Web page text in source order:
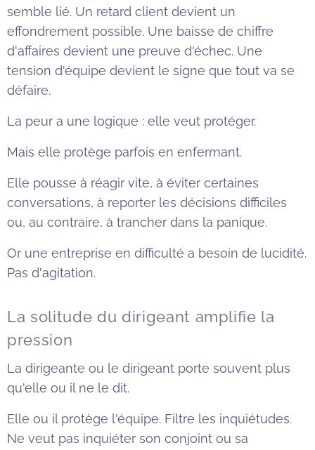
semble lié. Un retard client devient un
effondrement possible. Une baisse de chiffre
d'affaires devient une preuve d'échec. Une
tension d'équipe devient le signe que tout va se
défaire.
La peur a une logique : elle veut protéger.
Mais elle protège parfois en enfermant.
Elle pousse à réagir vite, à éviter certaines
conversations, à reporter les décisions difficiles
ou, au contraire, à trancher dans la panique.
Or une entreprise en difficulté a besoin de lucidité.
Pas d'agitation.
La solitude du dirigeant amplifie la
pression
La dirigeante ou le dirigeant porte souvent plus
qu'elle ou il ne le dit.
Elle ou il protège l'équipe. Filtre les inquiétudes.
Ne veut pas inquiéter son conjoint ou sa